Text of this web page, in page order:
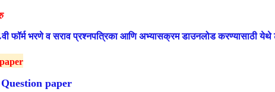
८वी फॉर्म भरणे व सराव प्रश्नपत्रिका आणि अभ्यासक्रम डाउनलोड करण्यासाठी
paper